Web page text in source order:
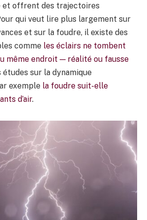
et offrent des trajectoires
qui veut lire plus largement sur
et sur la foudre, il existe des
comme les éclairs ne tombent
même endroit — réalité ou fausse
études sur la dynamique
exemple la foudre suit-elle
d’air.